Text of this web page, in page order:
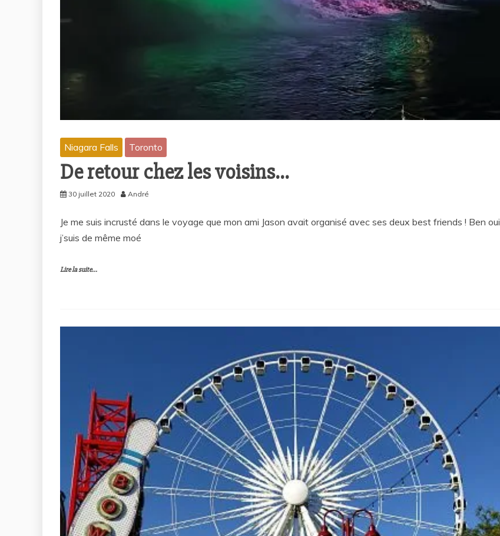
Niagara Falls Toronto
De retour chez les voisins…
30 juillet 2020 André
Je me suis incrusté dans le voyage que mon ami Jason avait organisé avec ses deux best friends ! Ben oui
j’suis de même moé
Lire la suite...